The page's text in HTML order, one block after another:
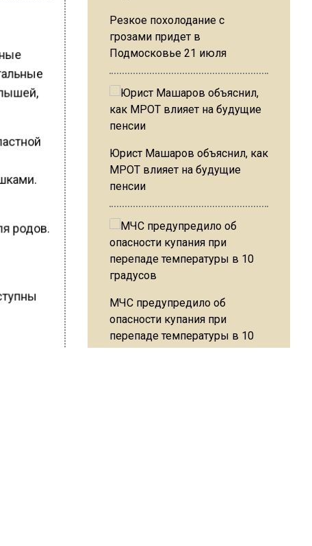
родов.
Резкое похолодание с
грозами придет в
Подмосковье 21 июля
Юрист Машаров объяснил, как
МРОТ влияет на будущие
пенсии
МЧС предупредило об
опасности купания при
перепаде температуры в 10
градусов